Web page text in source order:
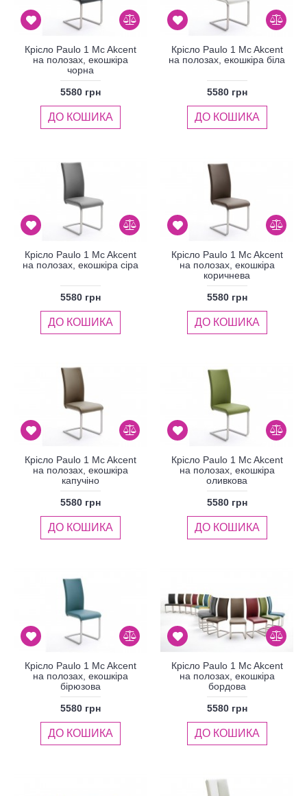
Крісло Paulo 1 Mc Akcent
на полозах, екошкіра
чорна
5580 грн
ДО КОШИКА
Крісло Paulo 1 Mc Akcent
на полозах, екошкіра біла
5580 грн
ДО КОШИКА
Крісло Paulo 1 Mc Akcent
на полозах, екошкіра сіра
5580 грн
ДО КОШИКА
Крісло Paulo 1 Mc Akcent
на полозах, екошкіра
коричнева
5580 грн
ДО КОШИКА
Крісло Paulo 1 Mc Akcent
на полозах, екошкіра
капучіно
5580 грн
ДО КОШИКА
Крісло Paulo 1 Mc Akcent
на полозах, екошкіра
оливкова
5580 грн
ДО КОШИКА
Крісло Paulo 1 Mc Akcent
на полозах, екошкіра
бірюзова
5580 грн
ДО КОШИКА
Крісло Paulo 1 Mc Akcent
на полозах, екошкіра
бордова
5580 грн
ДО КОШИКА